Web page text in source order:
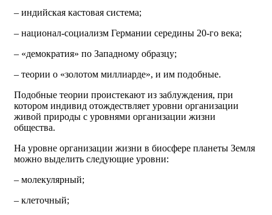
– индийская кастовая система;
– национал-социализм Германии середины 20-го века;
– «демократия» по Западному образцу;
– теории о «золотом миллиарде», и им подобные.
Подобные теории проистекают из заблуждения, при
котором индивид отождествляет уровни организации
живой природы с уровнями организации жизни
общества.
На уровне организации жизни в биосфере планеты Земля
можно выделить следующие уровни:
– молекулярный;
– клеточный;